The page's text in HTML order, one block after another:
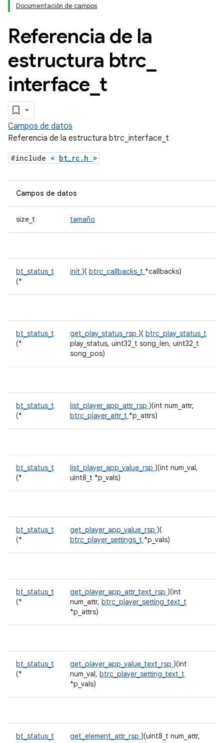
Documentación de campos
Referencia de la
estructura btrc
interface t
Campos de datos
Referencia de la estructura btrc_interface_t
#include < bt_rc.h >
Campos de datos
size_t tamaño
bt_status_t
(*
init )( btrc_callbacks_t *callbacks)
bt_status_t
(*
get_play_status_rsp )( btrc_play_status_t
play_status, uint32_t song_len, uint32_t
song_pos)
bt_status_t
(*
list_player_app_attr_rsp )(int num_attr,
btrc_player_attr_t *p_attrs)
bt_status_t
(*
list_player_app_value_rsp )(int num_val,
uint8_t *p_vals)
bt_status_t
(*
get_player_app_value_rsp )(
btrc_player_settings_t *p_vals)
bt_status_t
(*
get_player_app_attr_text_rsp )(int
num_attr, btrc_player_setting_text_t
*p_attrs)
bt_status_t
(*
get_player_app_value_text_rsp )(int
num_val, btrc_player_setting_text_t
*p_vals)
bt_status_t
get_element_attr_rsp )(uint8_t num_attr,